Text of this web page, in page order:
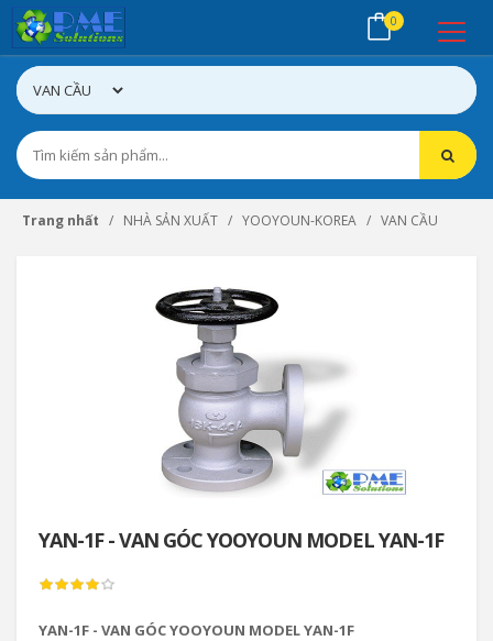
0
Trang nhất NHÀ SẢN XUẤT YOOYOUN-KOREA VAN CẦU
YAN-1F - VAN GÓC YOOYOUN MODEL YAN-1F
YAN-1F - VAN GÓC YOOYOUN MODEL YAN-1F